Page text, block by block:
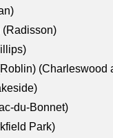
(Radisson)
(Charleswood
du-Bonnet)
Park)